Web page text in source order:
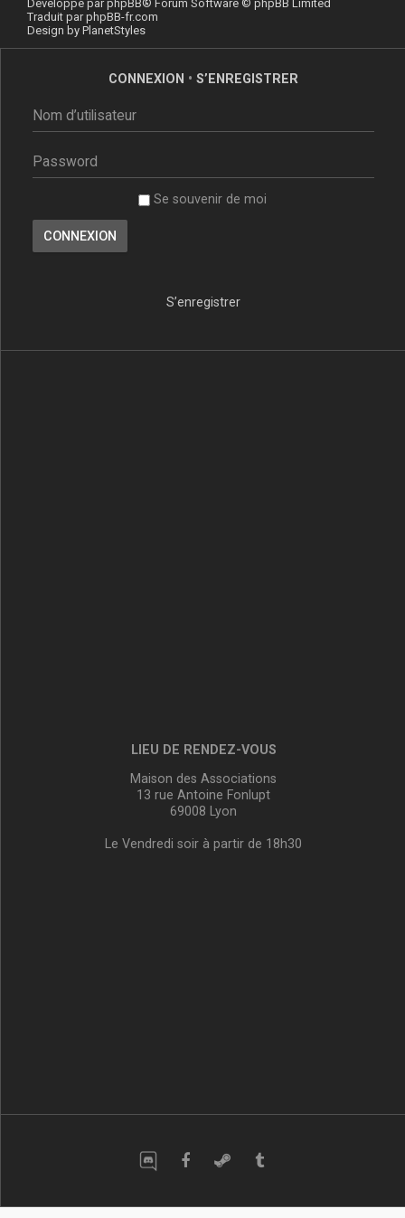
Développé parphpBB® Forum Software © phpBB Limited
Traduit parphpBB-fr.com
Design by PlanetStyles
CONNEXION • S’ENREGISTRER
Se souvenir de moi
S’enregistrer
LIEU DE RENDEZ-VOUS
Maison des Associations
13 rue Antoine Fonlupt
69008 Lyon
Le Vendredi soir à partir de 18h30